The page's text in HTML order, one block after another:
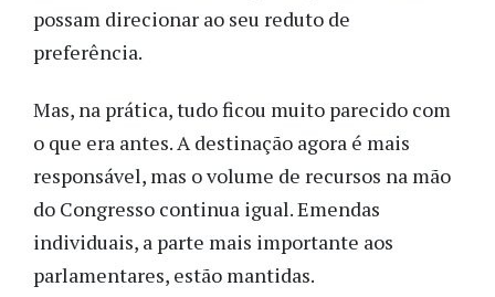
possam direcionar ao seu reduto de
preferência.
Mas, na prática, tudo ficou muito parecido com
o que era antes. A destinação agora é mais
responsável, mas o volume de recursos na mão
do Congresso continua igual. Emendas
individuais, a parte mais importante aos
parlamentares, estão mantidas.